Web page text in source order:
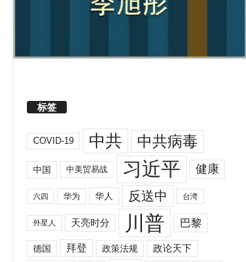
标签
COVID-19 中共 中共病毒
中国 中美贸易战 习近平 健康
六四 华为 华人 反送中 台湾
外星人 天亮时分 川普 巴黎
德国 拜登 政策法规
政论天下